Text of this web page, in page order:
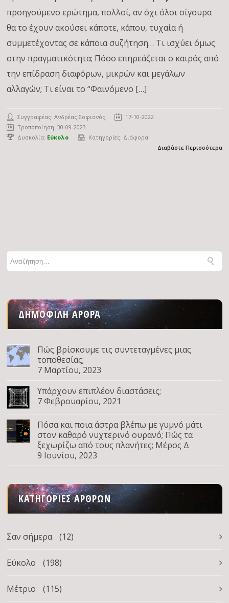
προηγούμενο ερώτημα, πολλοί, αν όχι όλοι σίγουρα
θα το έχουν ακούσει κάποτε, κάπου, τυχαία ή
συμμετέχοντας σε κάποια συζήτηση… Τι ισχύει όμως
στην πραγματικότητα; Πόσο επηρεάζεται ο καιρός από
την επίδραση διαφόρων, μικρών και μεγάλων
αλλαγών; Τι είναι το “Φαινόμενο […]
Συγγραφέας:Ανδρέας Σοφιανός
17-10-2022
Τροποποίηση: 30-09-2023
Δυσκολία: Εύκολο Κατηγορίες: Διάφορα
Διαβάστε Περισσότερα
ΔΗΜΟΦΙΛΉ ΆΡΘΡΑ
Πώς βρίσκουμε τις συντεταγμένες μιας
τοποθεσίας;
7 Μαρτίου, 2023
Υπάρχουν επιπλέον διαστάσεις;
7 Φεβρουαρίου, 2021
Πόσα και ποια άστρα βλέπω με γυμνό μάτι
στον καθαρό νυχτερινό ουρανό; Πώς τα
ξεχωρίζω από τους πλανήτες; Μέρος Δ
9 Ιουνίου, 2023
ΚΑΤΗΓΟΡΊΕΣ ΆΡΘΡΩΝ
Σαν σήμερα (12)
Εύκολο (198)
Μέτριο (115)